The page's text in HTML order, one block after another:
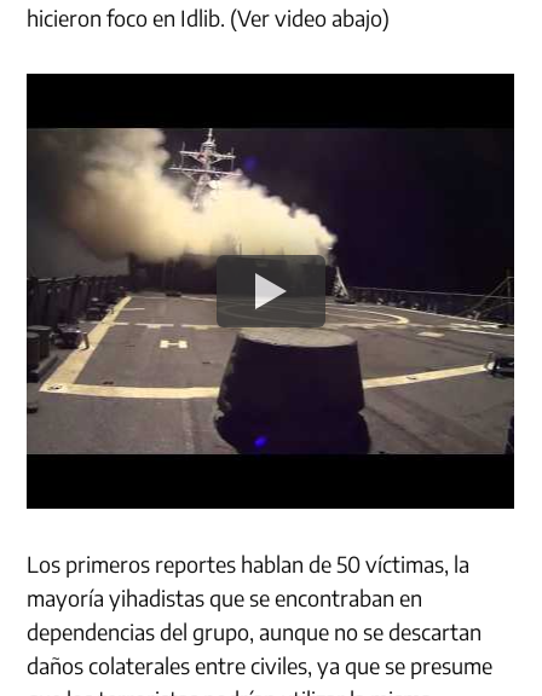
hicieron foco en Idlib. (Ver video abajo)
Los primeros reportes hablan de 50 víctimas, la
mayoría yihadistas que se encontraban en
dependencias del grupo, aunque no se descartan
daños colaterales entre civiles, ya que se presume